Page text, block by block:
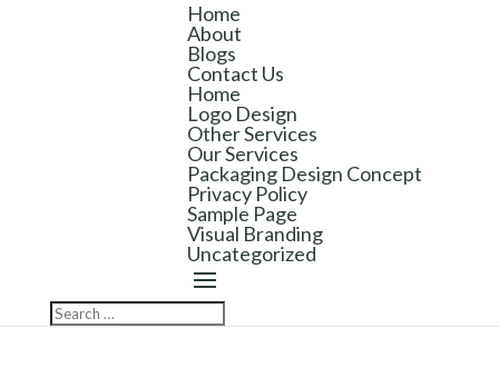
Home
About
Blogs
Contact Us
Home
Logo Design
Other Services
Our Services
Packaging Design Concept
Privacy Policy
Sample Page
Visual Branding
Uncategorized